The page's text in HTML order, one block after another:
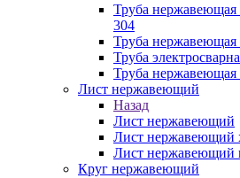
Труба
304
Труба нержавеющая
Труба
Труба
Лист нержавеющий
Назад
Лист нержавеющий
Лист нержавеющий
Лист нержавеющий
Круг нержавеющий